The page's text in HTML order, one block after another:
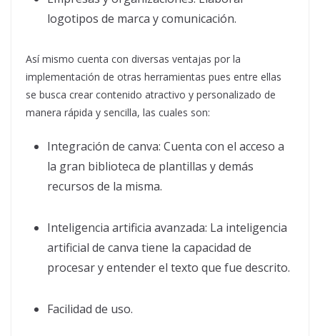
logotipos de marca y comunicación.
Así mismo cuenta con diversas ventajas por la
implementación de otras herramientas pues entre ellas
se busca crear contenido atractivo y personalizado de
manera rápida y sencilla, las cuales son:
Integración de canva: Cuenta con el acceso a
la gran biblioteca de plantillas y demás
recursos de la misma.
Inteligencia artificia avanzada: La inteligencia
artificial de canva tiene la capacidad de
procesar y entender el texto que fue descrito.
Facilidad de uso.